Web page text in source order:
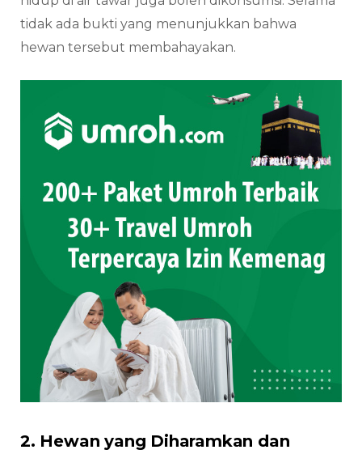
tidak ada bukti yang menunjukkan bahwa
hewan tersebut membahayakan.
2. Hewan yang Diharamkan dan